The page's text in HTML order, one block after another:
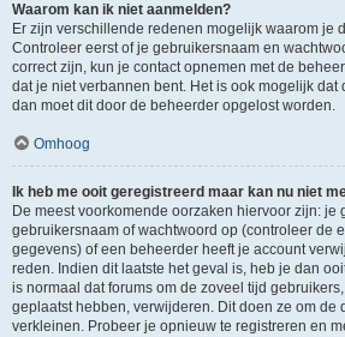
Waarom kan ik niet aanmelden?
Er zijn verschillende redenen mogelijk waarom je
Controleer eerst of je gebruikersnaam en
correct zijn, kun je contact opnemen met de
dat je niet verbannen bent. Het is ook mogelijk dat
dan moet dit door de beheerder opgelost worden.
Omhoog
Ik heb me ooit geregistreerd maar kan nu niet
De meest voorkomende oorzaken hiervoor zijn: je
gebruikersnaam of wachtwoord op (controleer de
gegevens) of een beheerder heeft je account
reden. Indien dit laatste het geval is, heb je dan
is normaal dat forums om de zoveel tijd
geplaatst hebben, verwijderen. Dit doen ze om de
verkleinen. Probeer je opnieuw te registreren en